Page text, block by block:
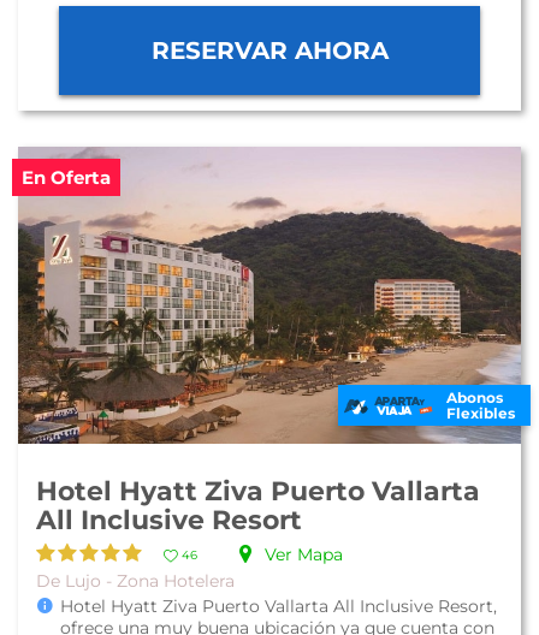
RESERVAR AHORA
En Oferta
Abonos
Flexibles
Hotel Hyatt Ziva Puerto Vallarta
All Inclusive Resort
46
Ver Mapa
De Lujo - Zona Hotelera
Hotel Hyatt Ziva Puerto Vallarta All Inclusive Resort,
ofrece una muy buena ubicación ya que cuenta con